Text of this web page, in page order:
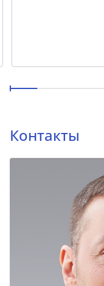
Контакты